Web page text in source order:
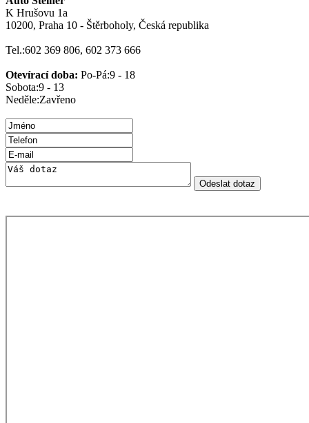
K Hrušovu 1a
10200, Praha 10 - Štěrboholy, Česká republika
Tel.:602 369 806, 602 373 666
Otevírací doba: Po-Pá:9 - 18
Sobota:9 - 13
Neděle:Zavřeno